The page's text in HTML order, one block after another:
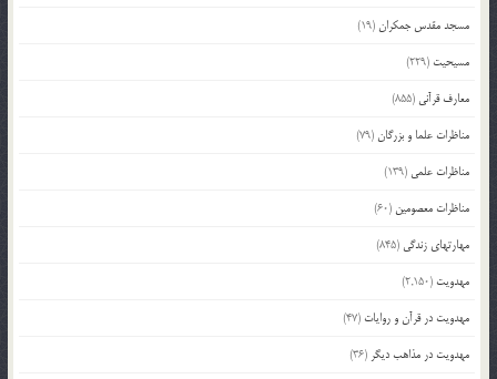
مسجد مقدس جمکران(19)
مسیحیت (229)
معارف قرآنی (855)
مناظرات علما و بزرگان(79)
مناظرات علمی (139)
مناظرات معصومین (60)
مهارتهای زندگی (845)
مهدویت (2,150)
مهدویت در قرآن و روایات (47)
مهدویت در مذاهب دیگر (36)